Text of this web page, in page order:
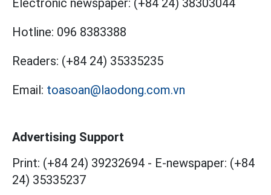
Hotline: 096 8383388
Readers: (+84 24) 35335235
Email: toasoan@laodong.com.vn
Advertising Support
Print: (+84 24) 39232694 - E-newspaper: (+84
24) 35335237